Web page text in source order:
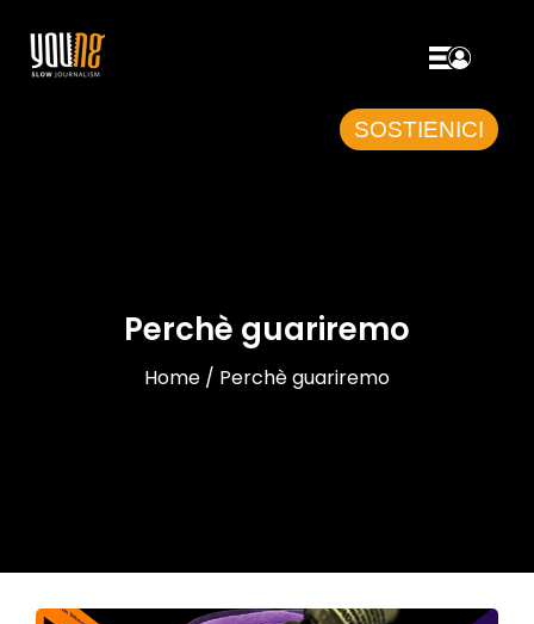
SOSTIENICI
Perchè guariremo
Home / Perchè guariremo